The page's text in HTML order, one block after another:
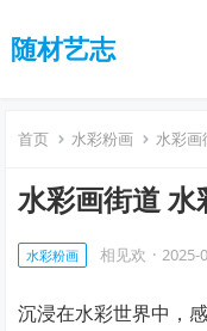
随材艺志
首页 水彩粉画 水彩画
水彩画街道 水
水彩粉画 相见欢 · 2025-
沉浸在水彩世界中，